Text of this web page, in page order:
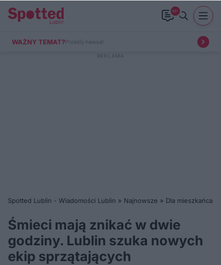
99+
WAŻNY TEMAT?Prześlij newsa!
Spotted Lublin - Wiadomości Lublin » Najnowsze » Dla mieszkańca
Śmieci mają znikać w dwie
godziny. Lublin szuka nowych
ekip sprzątających